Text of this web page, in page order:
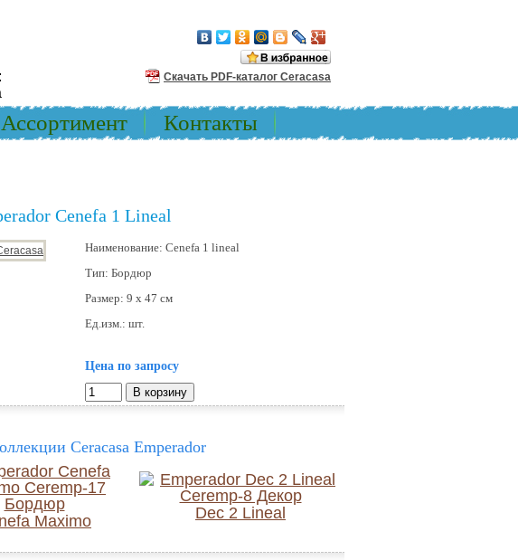
:
Скачать PDF-каталог Ceracasa
Ассортимент Контакты
Cenefa 1 Lineal
Наименование: Cenefa 1 lineal
Тип: Бордюр
Размер: 9 x 47 см
Ед.изм.: шт.
Цена по запросу
Ceracasa Emperador
Maximo Dec 2 Lineal